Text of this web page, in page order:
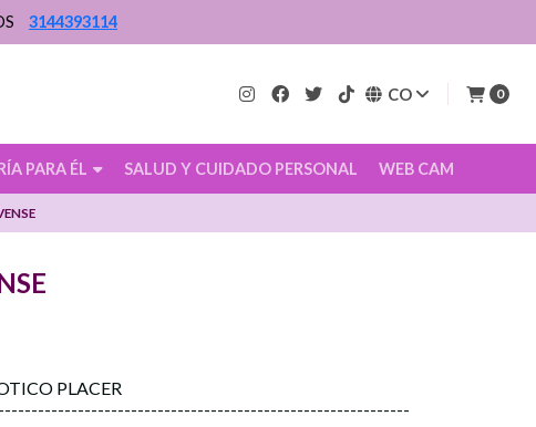
CO 0
PARA ÉL SALUD Y CUIDADO PERSONAL WEB CAM
3144393114
PLACER